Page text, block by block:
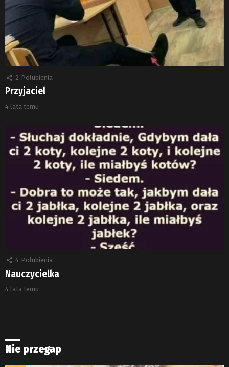
2 Polubienia
Przyjaciel
4 lata temu
4 Polubienia
Nauczycielka
4 lata temu
Nie przegap